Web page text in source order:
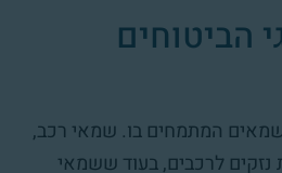
הביטוחים
המתמחים בו. שמאי רכב,
לרכבים, בעוד ששמאי